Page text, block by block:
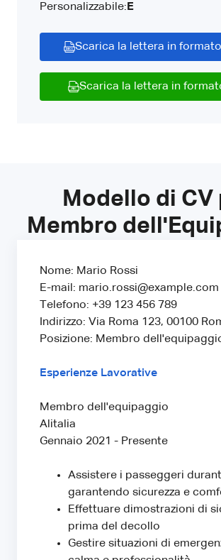
Personalizzabile: E
Scarica la lettera in
Scarica la lettera in
Modello di CV
Membro
Nome: Mario Rossi
E-mail: mario.rossi@example.com
Telefono: +39 123 456 789
Indirizzo: Via Roma 123, 00100
Posizione: Membro
Esperienze Lavorative
Membro dell'equipaggio
Alitalia
Gennaio 2021 - Presente
Assistere i passeggeri
garantendo sicurezza e
Effettuare dimostrazioni di
prima del decollo
Gestire situazioni di